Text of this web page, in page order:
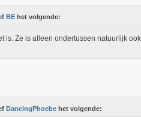
BE het volgende:
is. Ze is alleen ondertussen natuurlijk
DancingPhoebe het volgende: